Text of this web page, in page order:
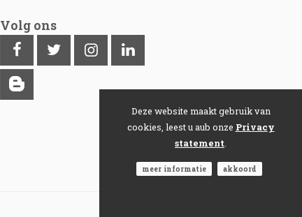
Volg ons
Deze website maakt gebruik van
cookies, leest u aub onze Privacy
statement
meer informatie akkoord